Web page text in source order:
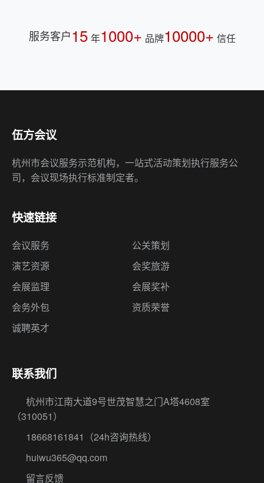
服务客户15 年1000+ 品牌10000+ 信任
伍方会议
杭州市会议服务示范机构，一站式活动策划执行服务公
司，会议现场执行标准制定者。
快速链接
会议服务
公关策划
演艺资源
会奖旅游
会展监理
会展奖补
会务外包
资质荣誉
诚聘英才
联系我们
杭州市江南大道9号世茂智慧之门A塔4608室
（310051）
18668161841
（24h咨询热线）
huiwu365@qq.com
留言反馈